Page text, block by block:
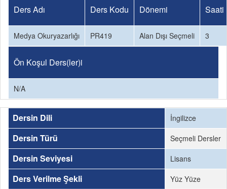
Ders Adı Ders Kodu Dönemi Saati
Medya Okuryazarlığı PR419 Alan Dışı Seçmeli 3
Ön Koşul Ders(ler)i
N/A
Dersin Dili İngilizce
Dersin Türü Seçmeli Dersler
Dersin Seviyesi Lisans
Ders Verilme Şekli Yüz Yüze